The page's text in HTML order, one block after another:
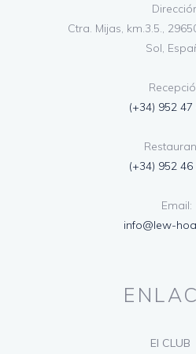
Ctra. Mijas, km.3.5.,
Sol,
(+34) 952 47
(+34) 952 46
Email:
info@lew-
El CLUB